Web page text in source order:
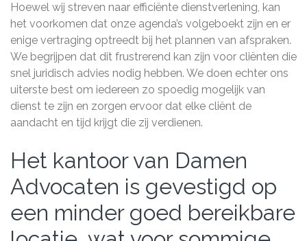
Hoewel wij streven naar efficiënte dienstverlening, kan
het voorkomen dat onze agenda’s volgeboekt zijn en er
enige vertraging optreedt bij het plannen van afspraken.
We begrijpen dat dit frustrerend kan zijn voor cliënten die
snel juridisch advies nodig hebben. We doen echter ons
uiterste best om iedereen zo spoedig mogelijk van
dienst te zijn en zorgen ervoor dat elke cliënt de
aandacht en tijd krijgt die zij verdienen.
Het kantoor van Damen
Advocaten is gevestigd op
een minder goed bereikbare